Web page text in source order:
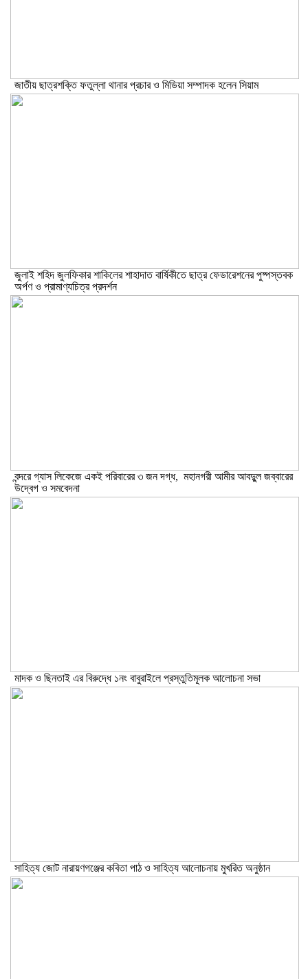
জাতীয় ছাত্রশক্তি ফতুল্লা থানার প্রচার ও মিডিয়া সম্পাদক হলেন সিয়াম
​জুলাই শহিদ জুলফিকার শাকিলের শাহাদাত বার্ষিকীতে ছাত্র ফেডারেশনের পুষ্পস্তবক
অর্পণ ও প্রামাণ্যচিত্র প্রদর্শন
বন্দরে গ্যাস লিকেজে একই পরিবারের ৩ জন দগ্ধ, মহানগরী আমীর আবদুুল জব্বারের
উদ্বেগ ও সমবেদনা
মাদক ও ছিনতাই এর বিরুদ্ধে ১নং বাবুরাইলে প্রস্তুতিমূলক আলোচনা সভা
সাহিত্য জোট নারায়ণগঞ্জের কবিতা পাঠ ও সাহিত্য আলোচনায় মুখরিত অনুষ্ঠান